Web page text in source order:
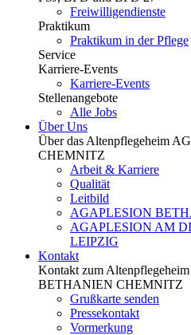
Freiwilligendienste
Praktikum
Praktikum in der Pflege
Service
Karriere-Events
Karriere-Events
Stellenangebote
Alle Jobs
Über Uns
Über das Altenpflegeheim
CHEMNITZ
Arbeit & Karriere
Qualität
Leitbild
AGAPLESION
AGAPLESION AM
LEIPZIG
Kontakt
Kontakt zum
BETHANIEN CHEMNITZ
Grußkarte senden
Pressekontakt
Vormerkung